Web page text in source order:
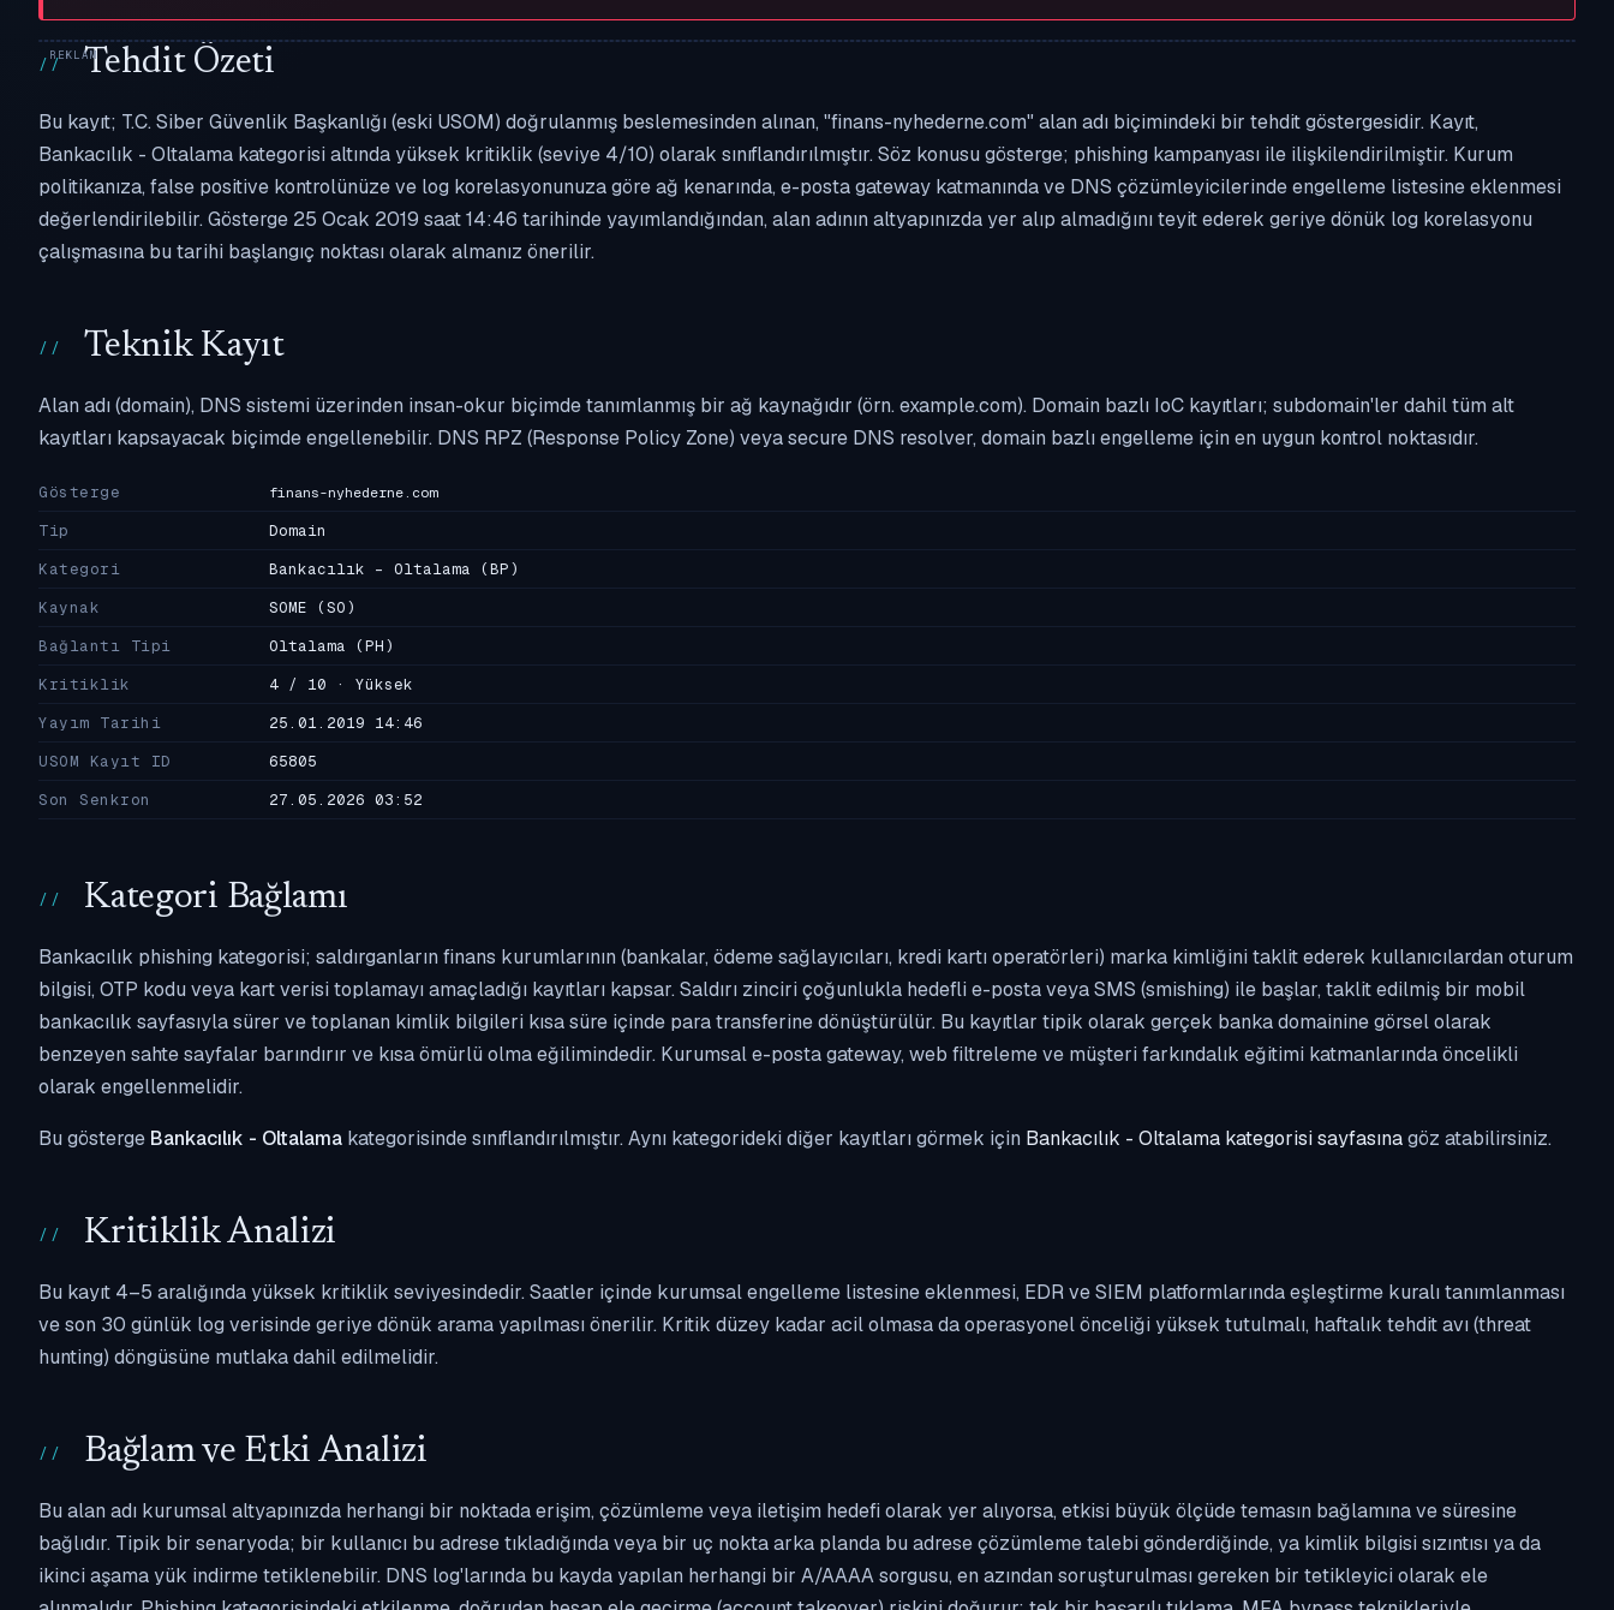
Tehdit Özeti
Bu kayıt; T.C. Siber Güvenlik Başkanlığı (eski USOM) doğrulanmış beslemesinden alınan, "finans-nyhederne.com" alan adı biçimindeki bir tehdit göstergesidir. Kayıt,
Bankacılık - Oltalama kategorisi altında yüksek kritiklik (seviye 4/10) olarak sınıflandırılmıştır. Söz konusu gösterge; phishing kampanyası ile ilişkilendirilmiştir. Kurum
politikanıza, false positive kontrolünüze ve log korelasyonunuza göre ağ kenarında, e-posta gateway katmanında ve DNS çözümleyicilerinde engelleme listesine eklenmesi
değerlendirilebilir. Gösterge 25 Ocak 2019 saat 14:46 tarihinde yayımlandığından, alan adının altyapınızda yer alıp almadığını teyit ederek geriye dönük log korelasyonu
çalışmasına bu tarihi başlangıç noktası olarak almanız önerilir.
Teknik Kayıt
Alan adı (domain), DNS sistemi üzerinden insan-okur biçimde tanımlanmış bir ağ kaynağıdır (örn. example.com). Domain bazlı IoC kayıtları; subdomain'ler dahil tüm alt
kayıtları kapsayacak biçimde engellenebilir. DNS RPZ (Response Policy Zone) veya secure DNS resolver, domain bazlı engelleme için en uygun kontrol noktasıdır.
Gösterge finans-nyhederne.com
Tip
Domain
Kategori
Bankacılık - Oltalama (BP)
Kaynak
SOME (SO)
Bağlantı Tipi
Oltalama (PH)
Kritiklik
4 / 10 · Yüksek
Yayım Tarihi
25.01.2019 14:46
USOM Kayıt ID
65805
Son Senkron
27.05.2026 03:52
Kategori Bağlamı
Bankacılık phishing kategorisi; saldırganların finans kurumlarının (bankalar, ödeme sağlayıcıları, kredi kartı operatörleri) marka kimliğini taklit ederek kullanıcılardan oturum
bilgisi, OTP kodu veya kart verisi toplamayı amaçladığı kayıtları kapsar. Saldırı zinciri çoğunlukla hedefli e-posta veya SMS (smishing) ile başlar, taklit edilmiş bir mobil
bankacılık sayfasıyla sürer ve toplanan kimlik bilgileri kısa süre içinde para transferine dönüştürülür. Bu kayıtlar tipik olarak gerçek banka domainine görsel olarak
benzeyen sahte sayfalar barındırır ve kısa ömürlü olma eğilimindedir. Kurumsal e-posta gateway, web filtreleme ve müşteri farkındalık eğitimi katmanlarında öncelikli
olarak engellenmelidir.
Bu gösterge Bankacılık - Oltalama kategorisinde sınıflandırılmıştır. Aynı kategorideki diğer kayıtları görmek için Bankacılık - Oltalama kategorisi sayfasınagöz atabilirsiniz.
Kritiklik Analizi
Bu kayıt 4–5 aralığında yüksek kritiklik seviyesindedir. Saatler içinde kurumsal engelleme listesine eklenmesi, EDR ve SIEM platformlarında eşleştirme kuralı tanımlanması
ve son 30 günlük log verisinde geriye dönük arama yapılması önerilir. Kritik düzey kadar acil olmasa da operasyonel önceliği yüksek tutulmalı, haftalık tehdit avı (threat
hunting) döngüsüne mutlaka dahil edilmelidir.
Bağlam ve Etki Analizi
Bu alan adı kurumsal altyapınızda herhangi bir noktada erişim, çözümleme veya iletişim hedefi olarak yer alıyorsa, etkisi büyük ölçüde temasın bağlamına ve süresine
bağlıdır. Tipik bir senaryoda; bir kullanıcı bu adrese tıkladığında veya bir uç nokta arka planda bu adrese çözümleme talebi gönderdiğinde, ya kimlik bilgisi sızıntısı ya da
ikinci aşama yük indirme tetiklenebilir. DNS log'larında bu kayda yapılan herhangi bir A/AAAA sorgusu, en azından soruşturulması gereken bir tetikleyici olarak ele